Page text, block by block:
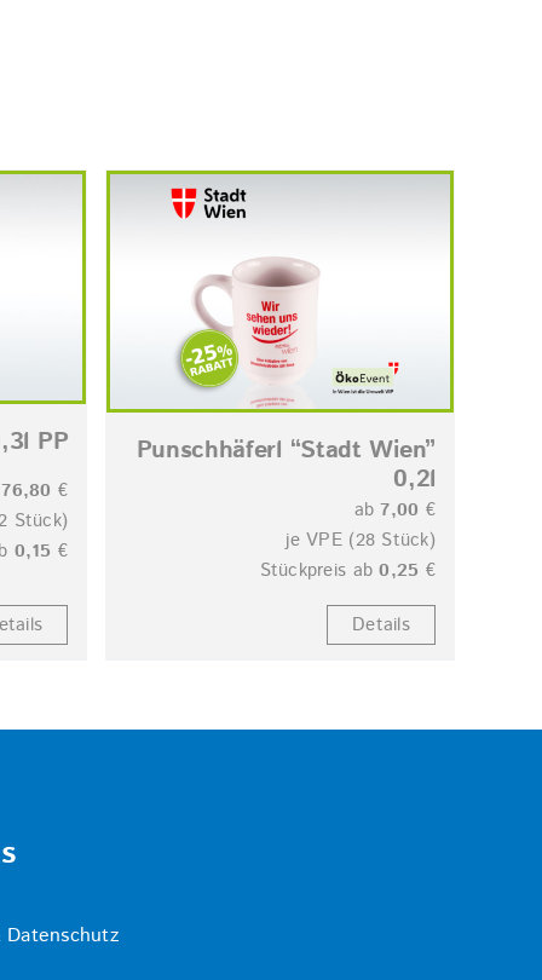
PP
76,80 €
Stück)
0,15 €
Punschhäferl “Stadt Wien”
0,2l
ab7,00 €
je VPE (28 Stück)
Stückpreis ab0,25 €
Details
Datenschutz